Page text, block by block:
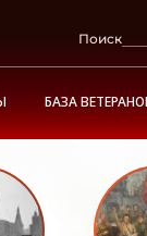
Поиск
БАЗА